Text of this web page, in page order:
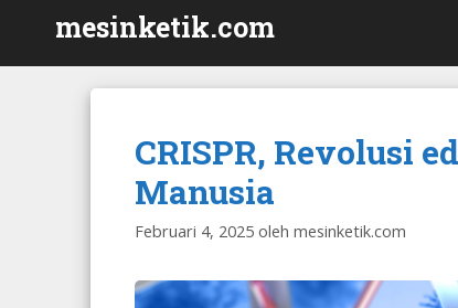
isi
mesinketik.com
CRISPR, Revolusi
Manusia
Februari 4, 2025 oleh mesinketik.com